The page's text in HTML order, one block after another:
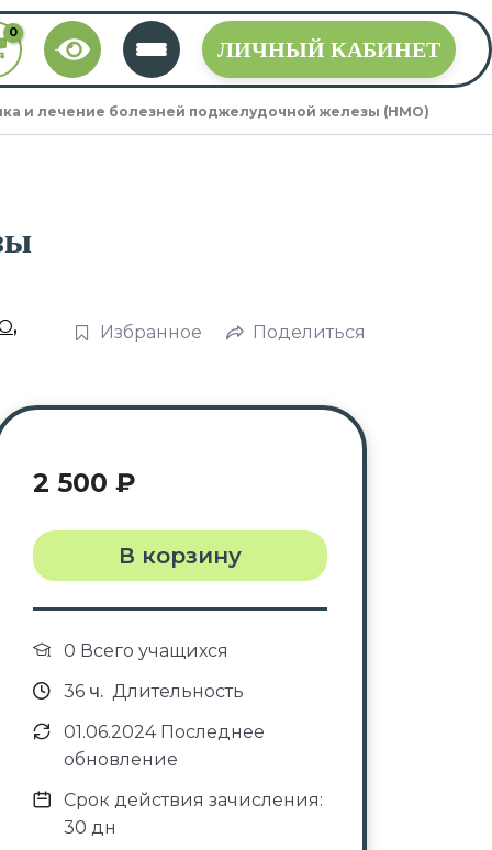
ЛИЧНЫЙ КАБИНЕТ
и лечение болезней поджелудочной железы (НМО)
,
Избранное Поделиться
2 500 ₽
В корзину
0 Всего учащихся
36 ч. Длительность
01.06.2024 Последнее
обновление
Срок действия зачисления:
30 дн